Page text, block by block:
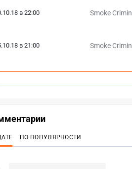
в 22:00 Smoke Crimin
в 21:00 Smoke Crimin
ПО ПОПУЛЯРНОСТИ